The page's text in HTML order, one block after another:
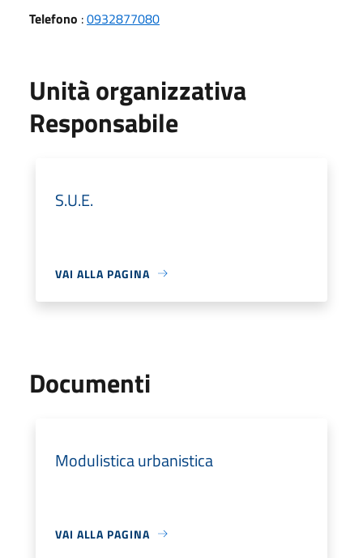
Telefono :0932877080
Unità organizzativa
Responsabile
S.U.E.
VAI ALLA PAGINA
Documenti
Modulistica urbanistica
VAI ALLA PAGINA